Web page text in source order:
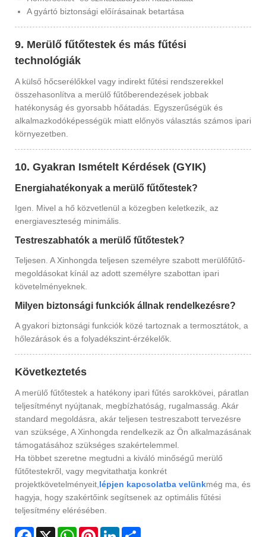
A gyártó biztonsági előírásainak betartása
9. Merülő fűtőtestek és más fűtési
technológiák
A külső hőcserélőkkel vagy indirekt fűtési rendszerekkel
összehasonlítva a merülő fűtőberendezések jobbak
hatékonyság és gyorsabb hőátadás. Egyszerűségük és
alkalmazkodóképességük miatt előnyös választás számos ipari
környezetben.
10. Gyakran Ismételt Kérdések (GYIK)
Energiahatékonyak a merülő fűtőtestek?
Igen. Mivel a hő közvetlenül a közegben keletkezik, az
energiaveszteség minimális.
Testreszabhatók a merülő fűtőtestek?
Teljesen. A Xinhongda teljesen személyre szabott merülőfűtő-
megoldásokat kínál az adott személyre szabottan ipari
követelményeknek.
Milyen biztonsági funkciók állnak rendelkezésre?
A gyakori biztonsági funkciók közé tartoznak a termosztátok, a
hőlezárások és a folyadékszint-érzékelők.
Következtetés
A merülő fűtőtestek a hatékony ipari fűtés sarokkövei, páratlan
teljesítményt nyújtanak, megbízhatóság, rugalmasság. Akár
standard megoldásra, akár teljesen testreszabott tervezésre
van szüksége, A Xinhongda rendelkezik az Ön alkalmazásának
támogatásához szükséges szakértelemmel.
Ha többet szeretne megtudni a kiváló minőségű merülő
fűtőtestekről, vagy megvitathatja konkrét
projektkövetelményeit, lépjen kapcsolatba velünkmég ma, és
hagyja, hogy szakértőink segítsenek az optimális fűtési
teljesítmény elérésében.
Facebook
X WhatsAppPinterestLinkedIn